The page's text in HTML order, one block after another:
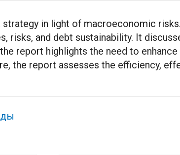
in light of macroeconomic
risks, and debt sustainability. It
report highlights the need to
the report assesses the efficiency,